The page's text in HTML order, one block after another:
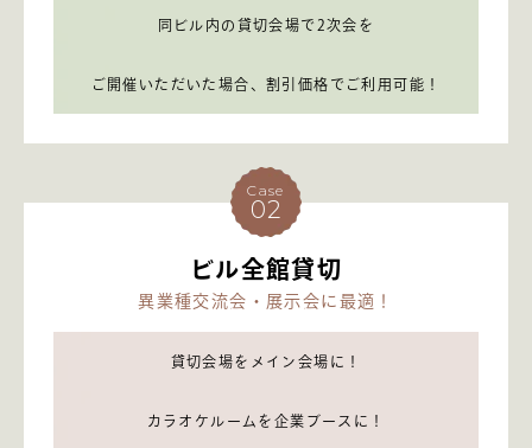
同ビル内の貸切会場で2次会を
ご開催いただいた場合、割引価格でご利用可能！
Case
02
ビル全館貸切
異業種交流会・展示会に最適！
貸切会場をメイン会場に！
カラオケルームを企業ブースに！